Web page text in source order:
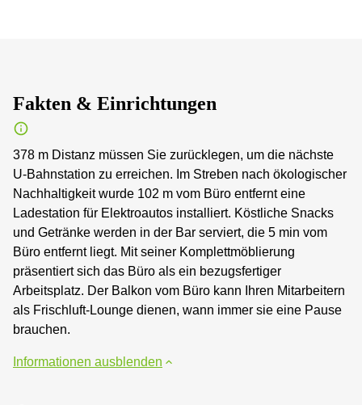
Fakten & Einrichtungen
378 m Distanz müssen Sie zurücklegen, um die nächste
U-Bahnstation zu erreichen. Im Streben nach ökologischer
Nachhaltigkeit wurde 102 m vom Büro entfernt eine
Ladestation für Elektroautos installiert. Köstliche Snacks
und Getränke werden in der Bar serviert, die 5 min vom
Büro entfernt liegt. Mit seiner Komplettmöblierung
präsentiert sich das Büro als ein bezugsfertiger
Arbeitsplatz. Der Balkon vom Büro kann Ihren Mitarbeitern
als Frischluft-Lounge dienen, wann immer sie eine Pause
brauchen.
Informationen ausblenden